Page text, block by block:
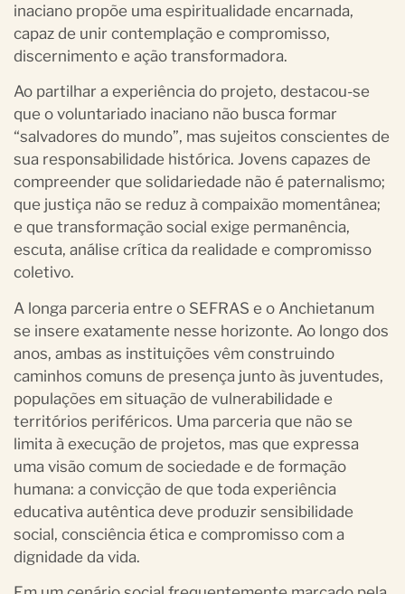
inaciano propõe uma espiritualidade encarnada,
capaz de unir contemplação e compromisso,
discernimento e ação transformadora.
Ao partilhar a experiência do projeto, destacou-se
que o voluntariado inaciano não busca formar
“salvadores do mundo”, mas sujeitos conscientes de
sua responsabilidade histórica. Jovens capazes de
compreender que solidariedade não é paternalismo;
que justiça não se reduz à compaixão momentânea;
e que transformação social exige permanência,
escuta, análise crítica da realidade e compromisso
coletivo.
A longa parceria entre o SEFRAS e o Anchietanum
se insere exatamente nesse horizonte. Ao longo dos
anos, ambas as instituições vêm construindo
caminhos comuns de presença junto às juventudes,
populações em situação de vulnerabilidade e
territórios periféricos. Uma parceria que não se
limita à execução de projetos, mas que expressa
uma visão comum de sociedade e de formação
humana: a convicção de que toda experiência
educativa autêntica deve produzir sensibilidade
social, consciência ética e compromisso com a
dignidade da vida.